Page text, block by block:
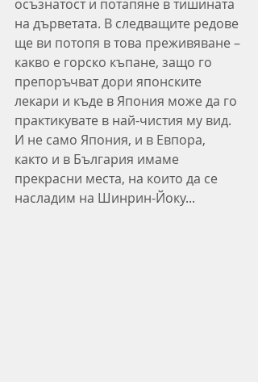
осъзнатост и потапяне в тишината
на дърветата. В следващите редове
ще ви потопя в това преживяване –
какво е горско къпане, защо го
препоръчват дори японските
лекари и къде в Япония може да го
практикувате в най-чистия му вид.
И не само Япония, и в Евпора,
както и в България имаме
прекрасни места, на които да се
насладим на Шинрин-Йоку...